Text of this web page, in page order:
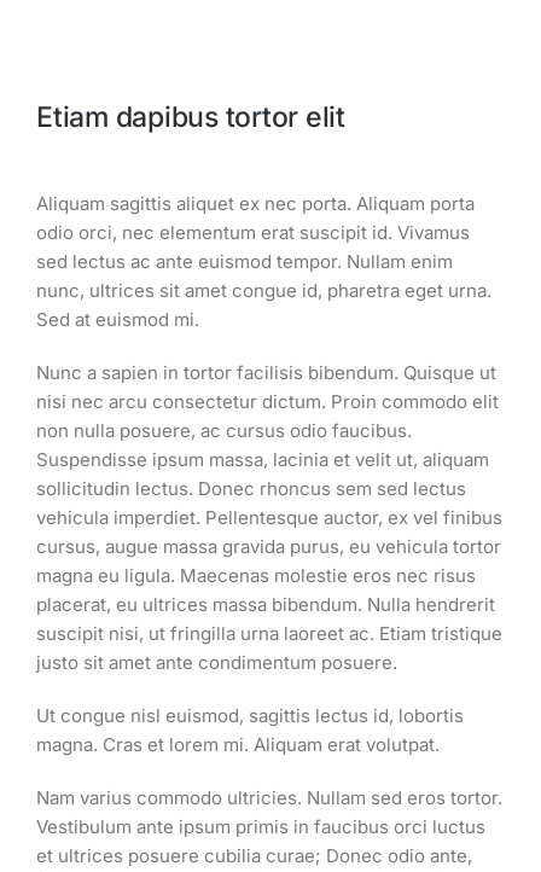
Etiam dapibus tortor elit
Aliquam sagittis aliquet ex nec porta. Aliquam porta
odio orci, nec elementum erat suscipit id. Vivamus
sed lectus ac ante euismod tempor. Nullam enim
nunc, ultrices sit amet congue id, pharetra eget urna.
Sed at euismod mi.
Nunc a sapien in tortor facilisis bibendum. Quisque ut
nisi nec arcu consectetur dictum. Proin commodo elit
non nulla posuere, ac cursus odio faucibus.
Suspendisse ipsum massa, lacinia et velit ut, aliquam
sollicitudin lectus. Donec rhoncus sem sed lectus
vehicula imperdiet. Pellentesque auctor, ex vel finibus
cursus, augue massa gravida purus, eu vehicula tortor
magna eu ligula. Maecenas molestie eros nec risus
placerat, eu ultrices massa bibendum. Nulla hendrerit
suscipit nisi, ut fringilla urna laoreet ac. Etiam tristique
justo sit amet ante condimentum posuere.
Ut congue nisl euismod, sagittis lectus id, lobortis
magna. Cras et lorem mi. Aliquam erat volutpat.
Nam varius commodo ultricies. Nullam sed eros tortor.
Vestibulum ante ipsum primis in faucibus orci luctus
et ultrices posuere cubilia curae; Donec odio ante,